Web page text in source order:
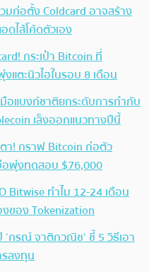
ก่อตั้ง Coldcard อาจสร้าง
ไส้โค้ดตัวเอง
กระเป๋า Bitcoin ที่
แตะนิวไฮในรอบ 8 เดือน
อแบงก์ชาติยกระดับการกำกับ
เล็งออกแนวทางปีนี้
า! กราฟ Bitcoin ก่อตัว
อพุ่งทดสอบ $76,000
Bitwise ทำไม 12-24 เดือน
ของ Tokenization
กรณ์ จาติกวณิช’ ชี้ 5 วิธีเอา
ลงทุน